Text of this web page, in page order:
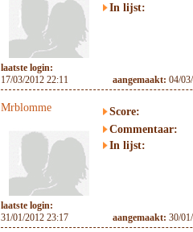
In lijst:
laatste login:
17/03/2012 22:11
aangemaakt: 04/
Mrblomme
Score:
Commentaar:
In lijst:
laatste login:
31/01/2012 23:17
aangemaakt: 30/